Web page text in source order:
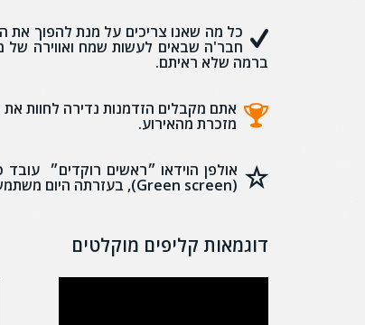
חבר'ה שבאים לעשות שמח ואווירה של
ברמה שלא ראיתם.
אתם מקבלים הזדמנות נדירה לחוות
מזכרת מהאירוע.
(Green screen), בעזרתה היום משתמשים בהוליווד להשתלת רקע כמעת בכל סרט.
דוגמאות קליפים מוקלטים